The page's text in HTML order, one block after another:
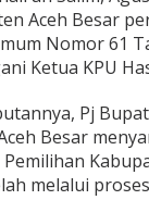
Aceh Besar
Nomor 61
Ketua KPU
Pj
Besar
melalui